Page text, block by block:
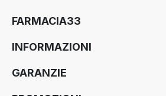
FARMACIA33
INFORMAZIONI
GARANZIE